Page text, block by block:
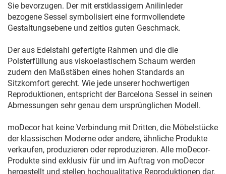
Sie bevorzugen. Der mit erstklassigem Anilinleder
bezogene Sessel symbolisiert eine formvollendete
Gestaltungsebene und zeitlos guten Geschmack.
Der aus Edelstahl gefertigte Rahmen und die die
Polsterfüllung aus viskoelastischem Schaum werden
zudem den Maßstäben eines hohen Standards an
Sitzkomfort gerecht. Wie jede unserer hochwertigen
Reproduktionen, entspricht der Barcelona Sessel in seinen
Abmessungen sehr genau dem ursprünglichen Modell.
moDecor hat keine Verbindung mit Dritten, die Möbelstücke
der klassischen Moderne oder andere, ähnliche Produkte
verkaufen, produzieren oder reproduzieren. Alle moDecor-
Produkte sind exklusiv für und im Auftrag von moDecor
hergestellt und stellen hochqualitative Reproduktionen dar.